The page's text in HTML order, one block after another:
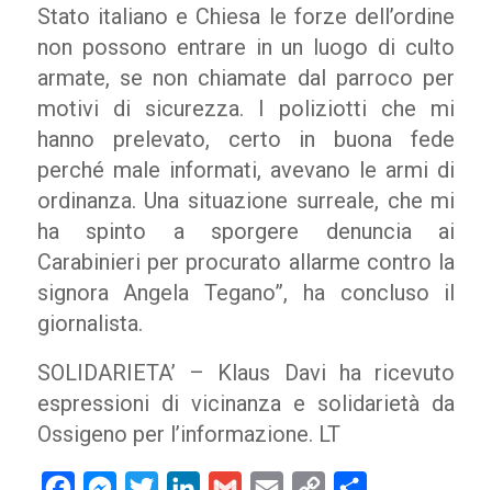
Stato italiano e Chiesa le forze dell’ordine
non possono entrare in un luogo di culto
armate, se non chiamate dal parroco per
motivi di sicurezza. I poliziotti che mi
hanno prelevato, certo in buona fede
perché male informati, avevano le armi di
ordinanza. Una situazione surreale, che mi
ha spinto a sporgere denuncia ai
Carabinieri per procurato allarme contro la
signora Angela Tegano”, ha concluso il
giornalista.
SOLIDARIETA’ – Klaus Davi ha ricevuto
espressioni di vicinanza e solidarietà da
Ossigeno per l’informazione. LT